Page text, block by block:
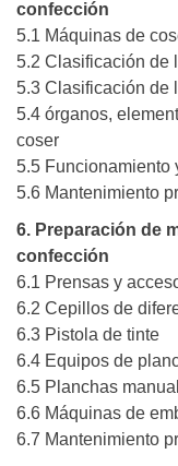
confección
5.1 Máquinas de
5.2 Clasificación de
5.3 Clasificación de
5.4 órganos,
coser
5.5 Funcionamiento
5.6 Mantenimiento
6. Preparación de
confección
6.1 Prensas y
6.2 Cepillos de
6.3 Pistola de tinte
6.4 Equipos de
6.5 Planchas
6.6 Máquinas de
6.7 Mantenimiento